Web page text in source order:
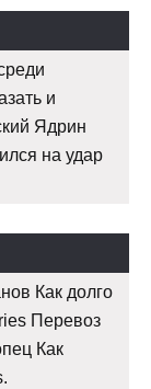
и
Ядрин
на удар
Как долго
Перевоз
Как